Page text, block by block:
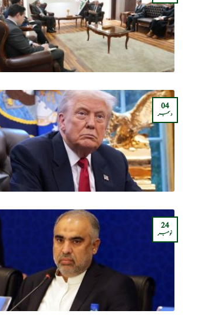
04
دسمبر
24
نومبر